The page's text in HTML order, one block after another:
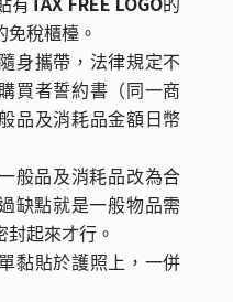
有
的
免稅櫃檯。
身攜帶，法律規定不
買者誓約書（同一商
品及消耗品金額日幣
般品及消耗品改為合
缺點就是一般物品需
封起來才行。
黏貼於護照上，一併